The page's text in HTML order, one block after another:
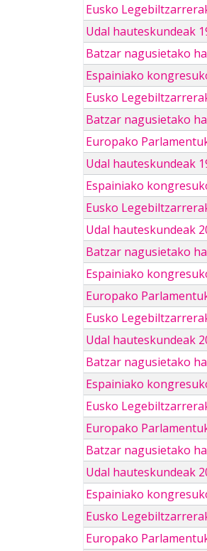
Eusko
Udal hauteskundeak
Batzar nagusietako
Espainiako
Eusko
Batzar nagusietako
Europako
Udal hauteskundeak
Espainiako
Eusko
Udal hauteskundeak
Batzar nagusietako
Espainiako
Europako
Eusko
Udal hauteskundeak
Batzar nagusietako
Espainiako
Eusko
Europako
Batzar nagusietako
Udal hauteskundeak
Espainiako
Eusko
Europako